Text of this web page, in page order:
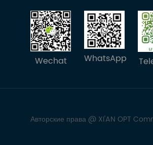
Wechat WhatsApp
Авторские права @ XI'AN OPT